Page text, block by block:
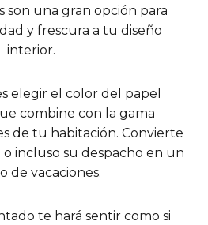
son una gran opción para
y frescura a tu diseño
interior.
elegir el color del papel
combine con la gama
de tu habitación. Convierte
incluso su despacho en un
de vacaciones.
te hará sentir como si